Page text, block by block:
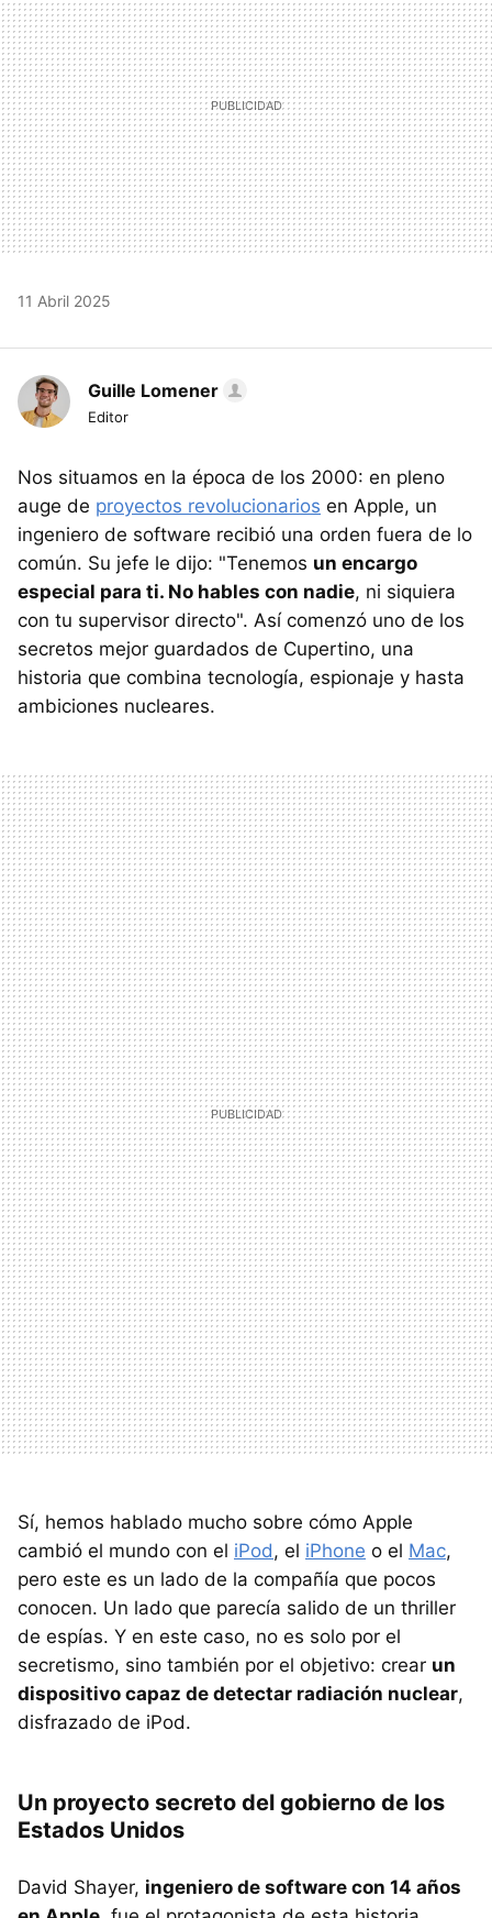
11 Abril 2025
Guille Lomener
Editor
Nos situamos en la época de los 2000: en pleno
auge de proyectos revolucionarios en Apple, un
ingeniero de software recibió una orden fuera de lo
común. Su jefe le dijo: "Tenemos un encargo
especial para ti. No hables con nadie, ni siquiera
con tu supervisor directo". Así comenzó uno de los
secretos mejor guardados de Cupertino, una
historia que combina tecnología, espionaje y hasta
ambiciones nucleares.
Sí, hemos hablado mucho sobre cómo Apple
cambió el mundo con el iPod, el iPhone o el Mac,
pero este es un lado de la compañía que pocos
conocen. Un lado que parecía salido de un thriller
de espías. Y en este caso, no es solo por el
secretismo, sino también por el objetivo: crear un
dispositivo capaz de detectar radiación nuclear,
disfrazado de iPod.
Un proyecto secreto del gobierno de los
Estados Unidos
David Shayer, ingeniero de software con 14 años